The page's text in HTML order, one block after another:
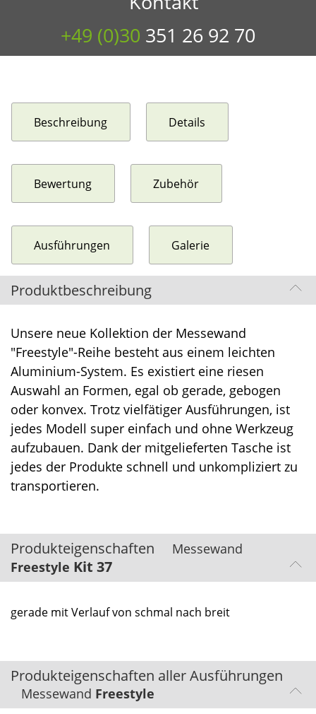
+49 (0)30 351 26 92 70
Beschreibung Details
Bewertung Zubehör
Ausführungen Galerie
Produktbeschreibung
Unsere neue Kollektion der Messewand
"Freestyle"-Reihe besteht aus einem leichten
Aluminium-System. Es existiert eine riesen
Auswahl an Formen, egal ob gerade, gebogen
oder konvex. Trotz vielfätiger Ausführungen, ist
jedes Modell super einfach und ohne Werkzeug
aufzubauen. Dank der mitgelieferten Tasche ist
jedes der Produkte schnell und unkompliziert zu
transportieren.
Produkteigenschaften
Messewand
Freestyle Kit 37
gerade mit Verlauf von schmal nach breit
Produkteigenschaften aller Ausführungen
Messewand Freestyle